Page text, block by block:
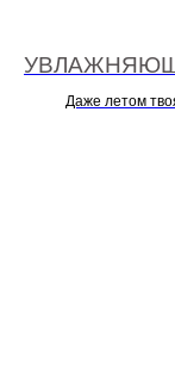
Даже летом